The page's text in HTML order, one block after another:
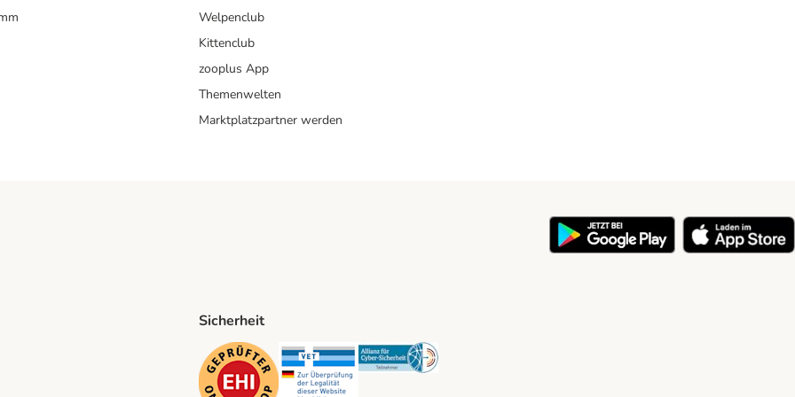
Welpenclub
Kittenclub
zooplus App
Themenwelten
Marktplatzpartner werden
Method
Sicherheit
Security Security Security